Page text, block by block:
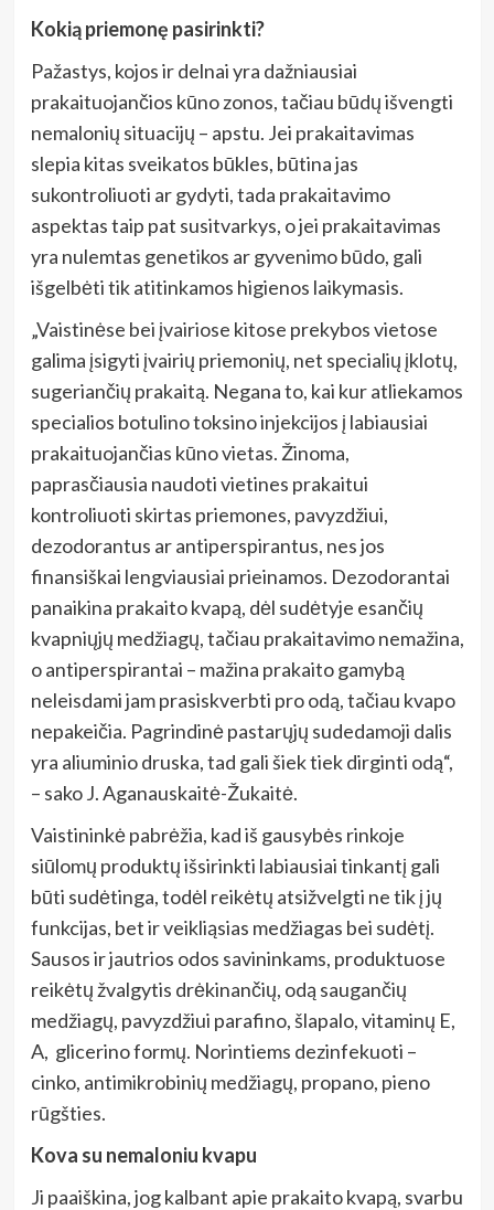
Kokią priemonę pasirinkti?
Pažastys, kojos ir delnai yra dažniausiai
prakaituojančios kūno zonos, tačiau būdų išvengti
nemalonių situacijų – apstu. Jei prakaitavimas
slepia kitas sveikatos būkles, būtina jas
sukontroliuoti ar gydyti, tada prakaitavimo
aspektas taip pat susitvarkys, o jei prakaitavimas
yra nulemtas genetikos ar gyvenimo būdo, gali
išgelbėti tik atitinkamos higienos laikymasis.
„Vaistinėse bei įvairiose kitose prekybos vietose
galima įsigyti įvairių priemonių, net specialių įklotų,
sugeriančių prakaitą. Negana to, kai kur atliekamos
specialios botulino toksino injekcijos į labiausiai
prakaituojančias kūno vietas. Žinoma,
paprasčiausia naudoti vietines prakaitui
kontroliuoti skirtas priemones, pavyzdžiui,
dezodorantus ar antiperspirantus, nes jos
finansiškai lengviausiai prieinamos. Dezodorantai
panaikina prakaito kvapą, dėl sudėtyje esančių
kvapniųjų medžiagų, tačiau prakaitavimo nemažina,
o antiperspirantai – mažina prakaito gamybą
neleisdami jam prasiskverbti pro odą, tačiau kvapo
nepakeičia. Pagrindinė pastarųjų sudedamoji dalis
yra aliuminio druska, tad gali šiek tiek dirginti odą“,
– sako J. Aganauskaitė-Žukaitė.
Vaistininkė pabrėžia, kad iš gausybės rinkoje
siūlomų produktų išsirinkti labiausiai tinkantį gali
būti sudėtinga, todėl reikėtų atsižvelgti ne tik į jų
funkcijas, bet ir veikliąsias medžiagas bei sudėtį.
Sausos ir jautrios odos savininkams, produktuose
reikėtų žvalgytis drėkinančių, odą saugančių
medžiagų, pavyzdžiui parafino, šlapalo, vitaminų E,
A, glicerino formų. Norintiems dezinfekuoti –
cinko, antimikrobinių medžiagų, propano, pieno
rūgšties.
Kova su nemaloniu kvapu
Ji paaiškina, jog kalbant apie prakaito kvapą, svarbu